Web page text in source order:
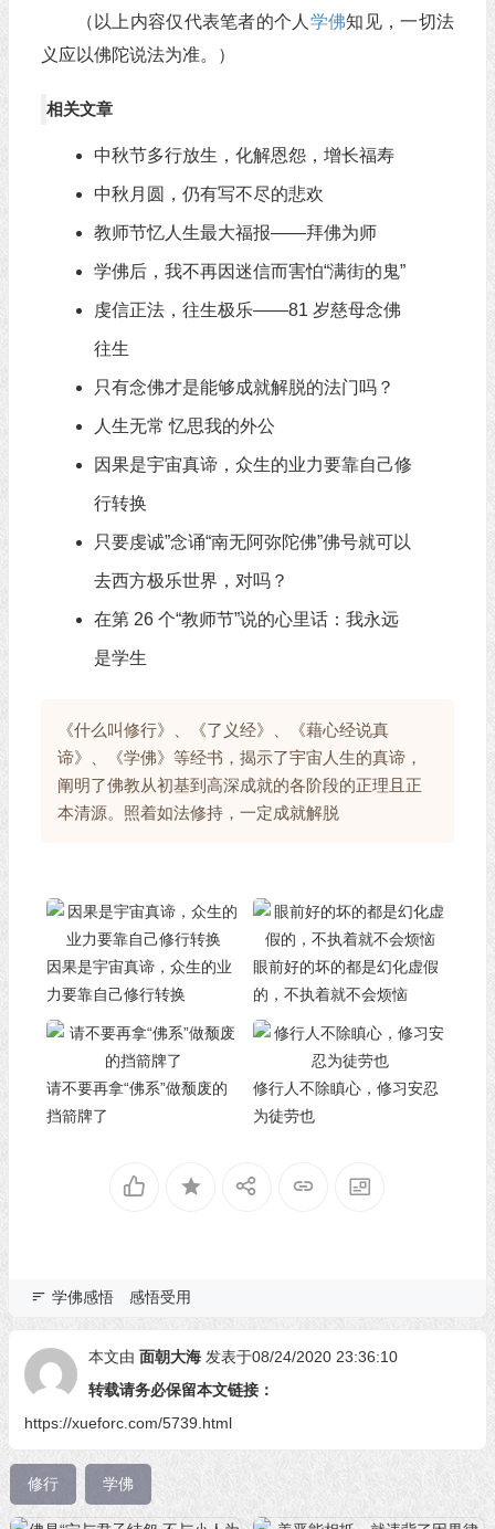
（以上内容仅代表笔者的个人 学佛知见，一切法
义应以佛陀说法为准。）
相关文章
中秋节多行放生，化解恩怨，增长福寿
中秋月圆，仍有写不尽的悲欢
教师节忆人生最大福报——拜佛为师
学佛后，我不再因迷信而害怕“满街的鬼”
虔信正法，往生极乐——81 岁慈母念佛
往生
只有念佛才是能够成就解脱的法门吗？
人生无常 忆思我的外公
因果是宇宙真谛，众生的业力要靠自己修
行转换
只要虔诚”念诵“南无阿弥陀佛”佛号就可以
去西方极乐世界，对吗？
在第 26 个“教师节”说的心里话：我永远
是学生
《什么叫修行》、《了义经》、《藉心经说真
谛》、《学佛》等经书，揭示了宇宙人生的真谛，
阐明了佛教从初基到高深成就的各阶段的正理且正
本清源。照着如法修持，一定成就解脱
因果是宇宙真谛，众生的业
力要靠自己修行转换
眼前好的坏的都是幻化虚假
的，不执着就不会烦恼
请不要再拿“佛系”做颓废的
挡箭牌了
修行人不除瞋心，修习安忍
为徒劳也
学佛感悟 感悟受用
本文由 面朝大海 发表于08/24/2020 23:36:10
转载请务必保留本文链接：
https://xueforc.com/5739.html
修行 学佛